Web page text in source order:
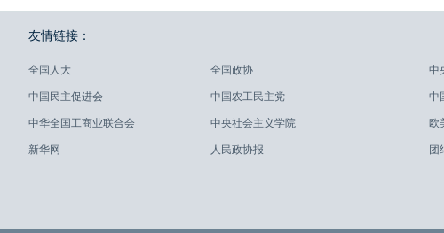
友情链接：
全国人大
中国民主促进会
中华全国工商业联合会
新华网
全国政协
中国农工民主党
中央社会主义学院
人民政协报
中
中
欧
团